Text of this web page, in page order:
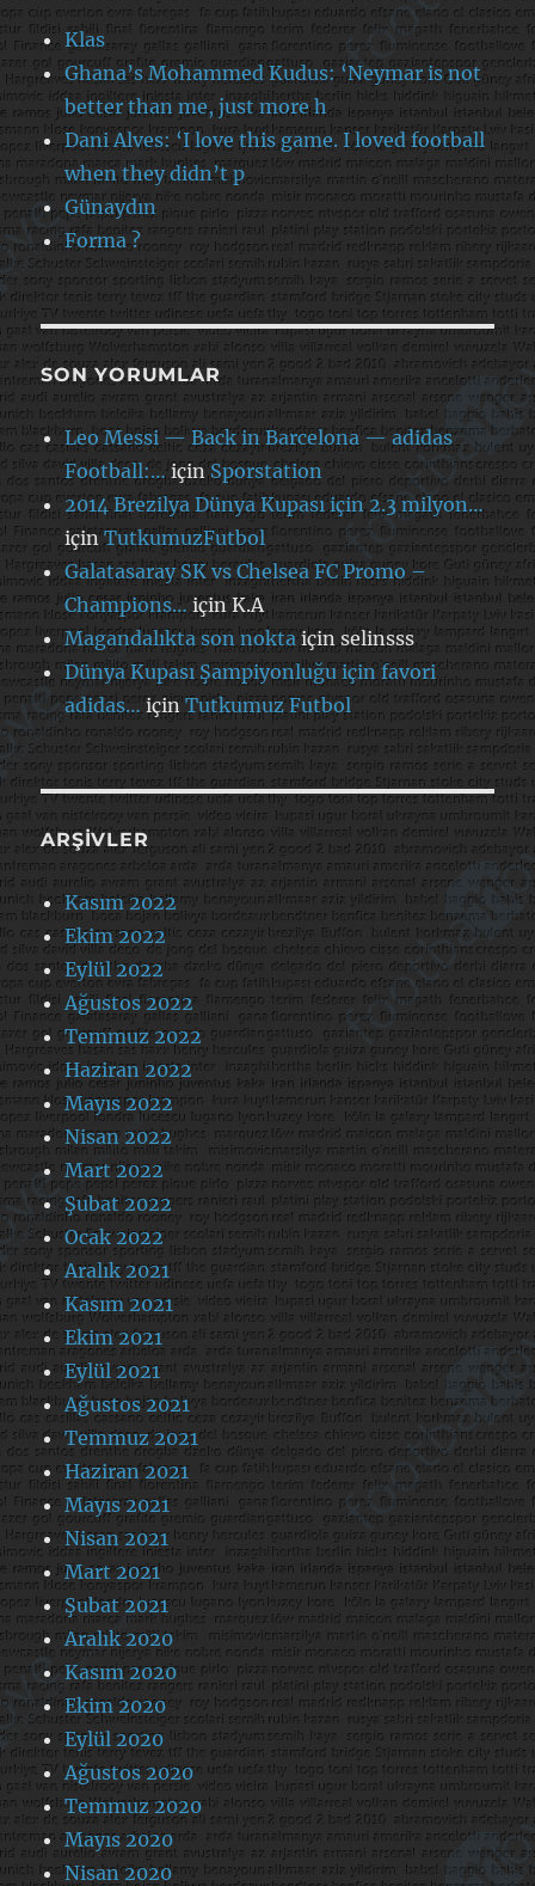
Klas
Ghana’s Mohammed Kudus: ‘Neymar is not
better than me, just more h
Dani Alves: ‘I love this game. I loved football
when they didn’t p
Günaydın
Forma ?
SON YORUMLAR
Leo Messi — Back in Barcelona — adidas
Football:…içinSporstation
2014 Brezilya Dünya Kupası için 2.3 milyon…
içinTutkumuzFutbol
Galatasaray SK vs Chelsea FC Promo –
Champions…içinK.A
Magandalıkta son noktaiçinselinsss
Dünya Kupası Şampiyonluğu için favori
adidas… içinTutkumuz Futbol
ARŞIVLER
Kasım 2022
Ekim 2022
Eylül 2022
Ağustos 2022
Temmuz 2022
Haziran 2022
Mayıs 2022
Nisan 2022
Mart 2022
Şubat 2022
Ocak 2022
Aralık 2021
Kasım 2021
Ekim 2021
Eylül 2021
Ağustos 2021
Temmuz 2021
Haziran 2021
Mayıs 2021
Nisan 2021
Mart 2021
Şubat 2021
Aralık 2020
Kasım 2020
Ekim 2020
Eylül 2020
Ağustos 2020
Temmuz 2020
Mayıs 2020
Nisan 2020